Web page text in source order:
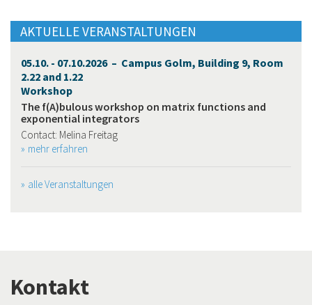
AKTUELLE VERANSTALTUNGEN
05.10. - 07.10.2026 – Campus Golm, Building 9, Room
2.22 and 1.22
Workshop
The f(A)bulous workshop on matrix functions and
exponential integrators
Contact: Melina Freitag
mehr erfahren
alle Veranstaltungen
Kontakt